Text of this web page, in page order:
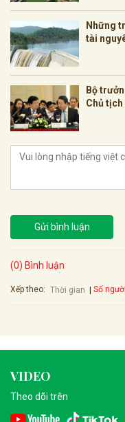
Những
tài
Bộ
Chủ
Gửi bình luận
(0) Bình luận
Xếp theo: Thời gian Số
VIDEO
Theo dõi trên